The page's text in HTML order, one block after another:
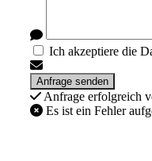
Ich akzeptiere die
Anfrage erfolgreich
Es ist ein Fehler